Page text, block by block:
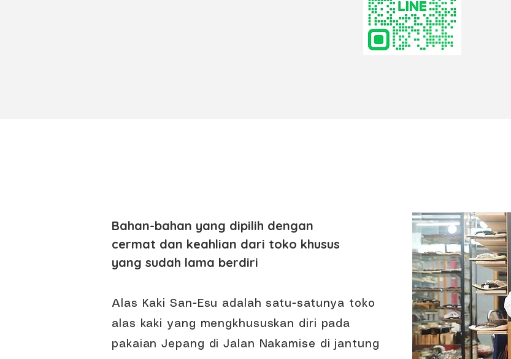
Bahan-bahan yang dipilih dengan
cermat dan keahlian dari toko khusus
yang sudah lama berdiri
Alas Kaki San-Esu adalah satu-satunya toko
alas kaki yang mengkhususkan diri pada
pakaian Jepang di Jalan Nakamise di jantung